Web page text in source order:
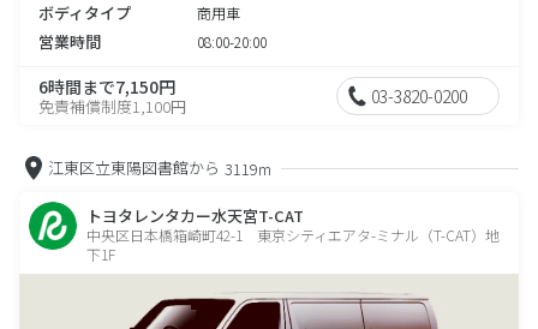
ボディタイプ 商用車
営業時間 08:00-20:00
6時間まで7,150円
免責補償制度1,100円 03-3820-0200
江東区立東陽図書館から 3119m
トヨタレンタカー水天宮T-CAT
中央区日本橋箱崎町42-1 東京シティエアタ-ミナル（T-CAT）地
下1F